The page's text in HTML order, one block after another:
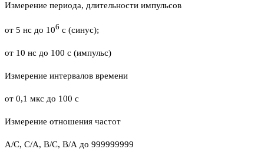
Измерение периода, длительности импульсов
от 5 нс до 106 с (синус);
от 10 нс до 100 с (импульс)
Измерение интервалов времени
от 0,1 мкс до 100 с
Измерение отношения частот
А/С, С/А, В/С, В/А до 999999999